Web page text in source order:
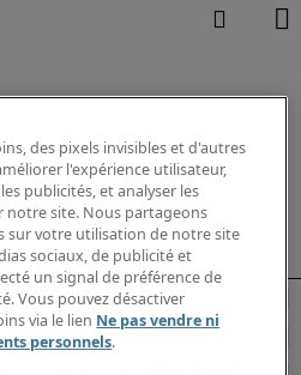
des pixels invisibles et d'autres
l'expérience utilisateur,
publicités, et analyser les
notre site. Nous partageons
sur votre utilisation de notre site
sociaux, de publicité et
un signal de préférence de
Vous pouvez désactiver
via le lien Ne pas vendre ni
personnels.